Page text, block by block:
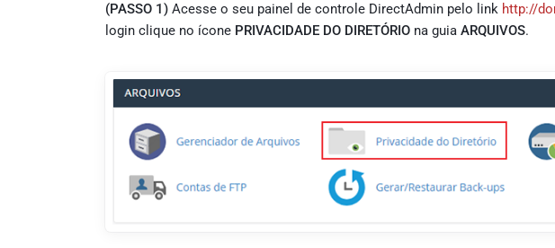
(PASSO 1) Acesse o seu painel de controle DirectAdmin pelo link http://
login clique no ícone PRIVACIDADE DO DIRETÓRIO na guia ARQUIVOS.